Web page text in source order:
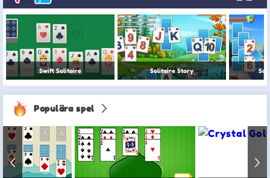
Swift Solitaire Solitaire Story
Populära spel